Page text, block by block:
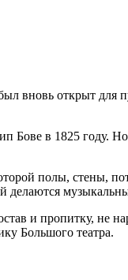
вновь открыт
Бове в 1825 году.
полы, стены,
делаются
и пропитку, не
Большого театра.